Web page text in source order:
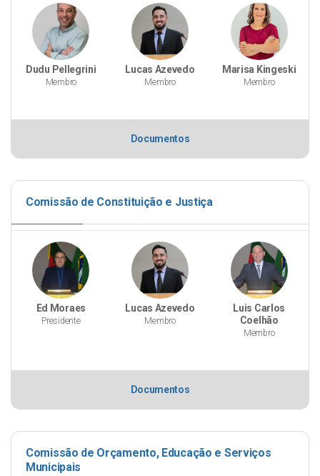
Dudu Pellegrini
Membro
Lucas Azevedo
Membro
Marisa Kingeski
Membro
Documentos
Comissão de Constituição e Justiça
Ed Moraes
Presidente
Lucas Azevedo
Membro
Luis Carlos
Coelhão
Membro
Documentos
Comissão de Orçamento, Educação e Serviços
Municipais